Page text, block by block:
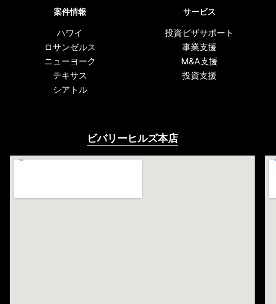
案件情報
ハワイ
ロサンゼルス
ニューヨーク
テキサス
シアトル
サービス
投資ビザサポート
事業支援
M&A支援
投資支援
ビバリーヒルズ本店